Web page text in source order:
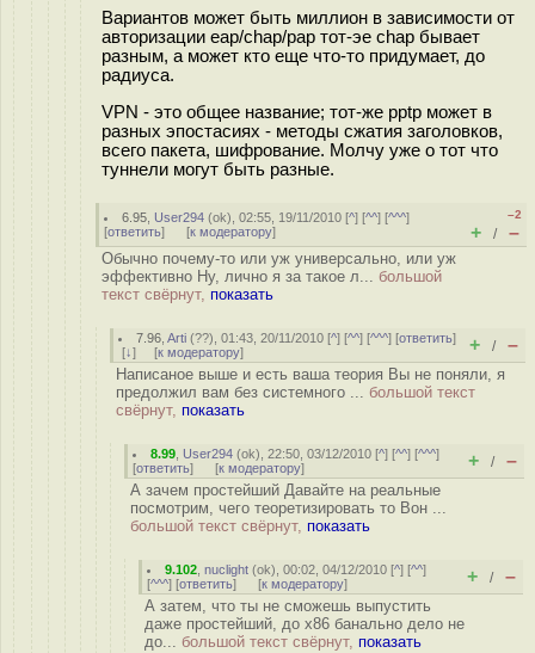
Вариантов может быть миллион в зависимости от
авторизации eap/chap/pap тот-эе chap бывает
разным, а может кто еще что-то придумает, до
радиуса.
VPN - это общее название; тот-же pptp может в
разных эпостасиях - методы сжатия заголовков,
всего пакета, шифрование. Молчу уже о тот что
туннели могут быть разные.
6.95 User294 (ok), 02:55, 19/11/2010 [^] [^^] [^^^]
[ответить] [к модератору]
–2
+ / –
Обычно почему-то или уж универсально, или уж
эффективно Ну, лично я за такое л... большой
текст свёрнут, показать
7.96 ,Arti (??), 01:43, 20/11/2010 [^] [^^] [^^^] [ответить]
[↓] [к модератору] + / –
Написаное выше и есть ваша теория Вы не поняли, я
предолжил вам без системного ... большой текст
свёрнут, показать
8.99 User294 (ok), 22:50, 03/12/2010 [^] [^^] [^^^]
[ответить] [к модератору] + / –
А зачем простейший Давайте на реальные
посмотрим, чего теоретизировать то Вон ...
большой текст свёрнут, показать
9.102 ,nuclight (ok), 00:02, 04/12/2010 [^] [^^]
[^^^] [ответить] [к модератору] + / –
А затем, что ты не сможешь выпустить
даже простейший, до x86 банально дело не
до... большой текст свёрнут, показать